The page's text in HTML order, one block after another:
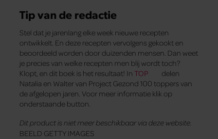
Tip van de redactie
Stel dat je jarenlang elke week nieuwe recepten
ontwikkelt. En deze recepten vervolgens gekookt en
beoordeeld worden door duizenden mensen. Dan weet
je precies van welke recepten men blij wordt toch?
Klopt, en dit boek is het resultaat! In TOP
delen
Natalia en Walter van Project Gezond 100 toppers van
de afgelopen jaren. Voor meer informatie klik op
onderstaande button.
Dit product is niet meer beschikbaar via deze website.
BEELD GETTY IMAGES